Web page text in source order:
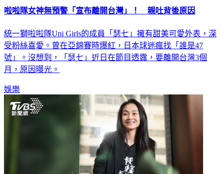
統一獅啦啦隊Uni Girls的成員「瑟七」擁有甜美可愛外表，深
受粉絲喜愛。曾在亞錦賽時爆紅，日本球迷瘋找「誰是47
號」。沒想到，「瑟七」近日在節目透露，要離開台灣3個
娛樂